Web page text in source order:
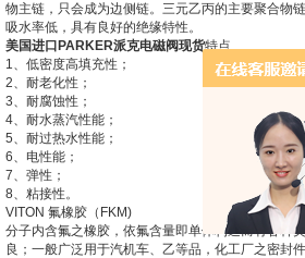
物主链，只会成为边侧链。三元乙丙的主要聚合物
吸水率低，具有良好的绝缘特性。
美国进口PARKER派克电磁阀现货特点
1、低密度高填充性；
2、耐老化性；
3、耐腐蚀性；
4、耐水蒸汽性能；
5、耐过热水性能；
6、电性能；
7、弹性；
8、粘接性。
VITON 氟橡胶（FKM)
分子内含氟之橡胶，依氟含量即单体构造而有各种
良；一般广泛用于汽机车、乙等品，化工厂之密